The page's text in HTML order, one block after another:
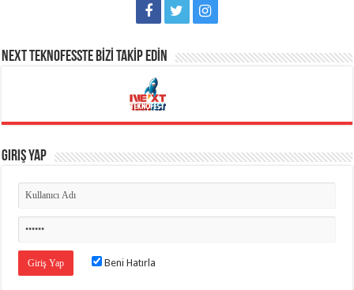
NEXT TEKNOFESSTE BİZİ TAKİP EDİN
Giriş Yap
Beni Hatırla